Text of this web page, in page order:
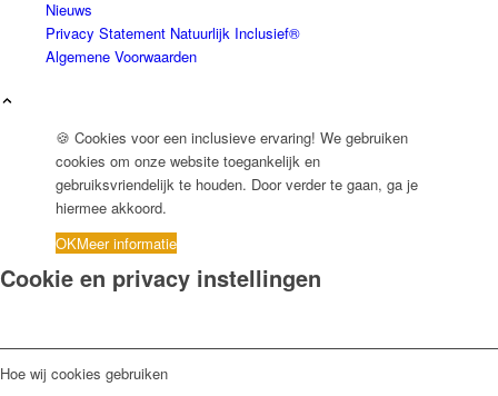
Nieuws
Privacy Statement Natuurlijk Inclusief®
Algemene Voorwaarden
🍪 Cookies voor een inclusieve ervaring! We gebruiken
cookies om onze website toegankelijk en
gebruiksvriendelijk te houden. Door verder te gaan, ga je
hiermee akkoord.
OKMeer informatie
Cookie en privacy instellingen
Hoe wij cookies gebruiken